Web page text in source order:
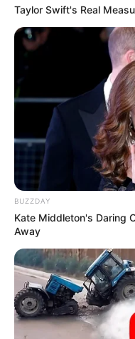
Die
Ein
Baudenkmälern
wichtigen
UNESCO
Alle touristisch
Taylor Swift's Real
BUZZDAY
Kate Middleton's Daring
Away